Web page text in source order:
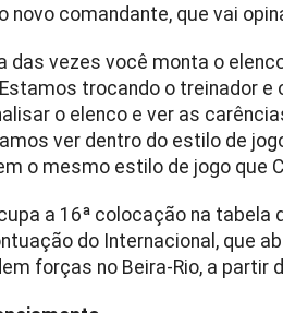
novo comandante, que vai
das vezes você monta o
trocando o treinador e
o elenco e ver as
ver dentro do estilo de
o mesmo estilo de jogo que
a 16ª colocação na
do Internacional, que
forças no Beira-Rio, a partir